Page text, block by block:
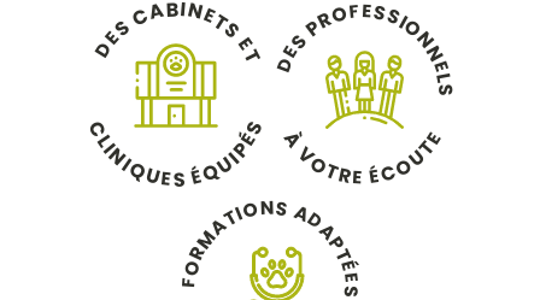
D
ESCABINETS
E
T
C
L
I
NIQUES ÉQU
I
P
É
S
D
E
S
PROF ESSION
N
E
L
S
À
VOTRE ÉCOUT
E
F
O
R
M
ATIONS ADAP
T
É
E
S